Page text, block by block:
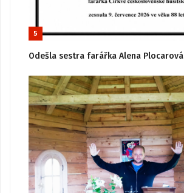
5
Odešla sestra farářka Alena Plocarová